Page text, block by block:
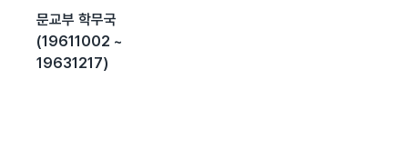
문교부 학무국
(19611002 ~
19631217)